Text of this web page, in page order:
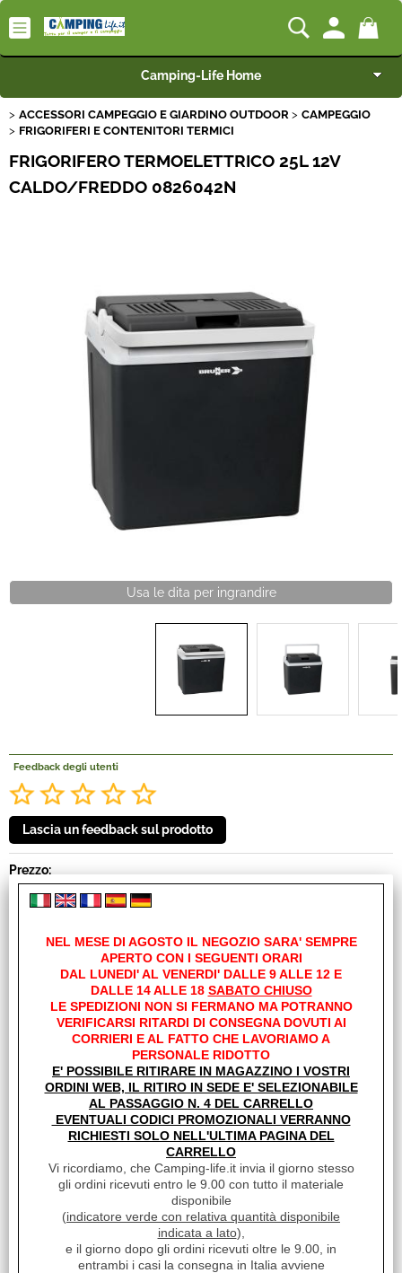
Camping-Life Home
Articoli per Camper e Caravan
Articoli per Furgonati e Van
BEST SELLER
Rimorchi
La nostra Officina
Veicoli Pronta consegna
Lavora Con Noi
ACCESSORI CAMPEGGIO E GIARDINO OUTDOOR
CAMPEGGIO
FRIGORIFERI E CONTENITORI TERMICI
FRIGORIFERO TERMOELETTRICO 25L 12V
CALDO/FREDDO 0826042N
Usa le dita per ingrandire
Feedback degli utenti
Prezzo:
€ 76,90 Sconto 22.1%
Iva inclusa
Spese di trasporto:
A partire da€ 15,01 Iva inclusa
Maggiori dettagli
Cod. art.:
28080
Sc.Camperisti Italiani Premium:
NEL MESE DI AGOSTO IL NEGOZIO SARA' SEMPRE
APERTO CON I SEGUENTI ORARI
DAL LUNEDI' AL VENERDI' DALLE 9 ALLE 12 E
DALLE 14 ALLE 18 SABATO CHIUSO
LE SPEDIZIONI NON SI FERMANO MA POTRANNO
VERIFICARSI RITARDI DI CONSEGNA DOVUTI AI
CORRIERI E AL FATTO CHE LAVORIAMO A
PERSONALE RIDOTTO
E' POSSIBILE RITIRARE IN MAGAZZINO I VOSTRI
ORDINI WEB, IL RITIRO IN SEDE E' SELEZIONABILE
AL PASSAGGIO N. 4 DEL CARRELLO
EVENTUALI CODICI PROMOZIONALI VERRANNO
RICHIESTI SOLO NELL'ULTIMA PAGINA DEL
CARRELLO
Vi ricordiamo, che Camping-life.it invia il giorno stesso
gli ordini ricevuti entro le 9.00 con tutto il materiale
disponibile
(indicatore verde con relativa quantità disponibile
indicata a lato),
e il giorno dopo gli ordini ricevuti oltre le 9.00, in
entrambi i casi la consegna in Italia avviene